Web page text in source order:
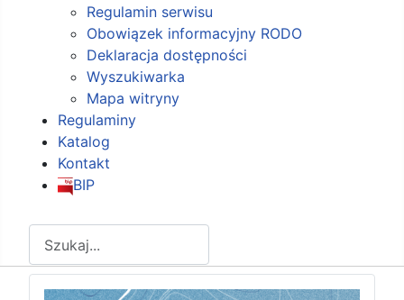
Regulamin serwisu
Obowiązek informacyjny RODO
Deklaracja dostępności
Wyszukiwarka
Mapa witryny
Regulaminy
Katalog
Kontakt
BIP